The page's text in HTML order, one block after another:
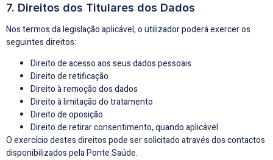
7. Direitos dos Titulares dos Dados
Nos termos da legislação aplicável, o utilizador poderá exercer os
seguintes direitos:
Direito de acesso aos seus dados pessoais
Direito de retificação
Direito à remoção dos dados
Direito à limitação do tratamento
Direito de oposição
Direito de retirar consentimento, quando aplicável
O exercício destes direitos pode ser solicitado através dos contactos
disponibilizados pela Ponte Saúde.